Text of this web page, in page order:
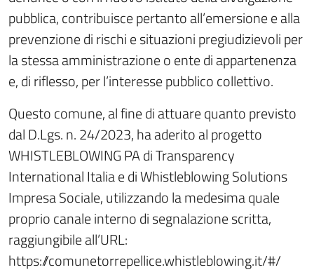
pubblica, contribuisce pertanto all’emersione e alla
prevenzione di rischi e situazioni pregiudizievoli per
la stessa amministrazione o ente di appartenenza
e, di riflesso, per l’interesse pubblico collettivo.
Questo comune, al fine di attuare quanto previsto
dal D.Lgs. n. 24/2023, ha aderito al progetto
WHISTLEBLOWING PA di Transparency
International Italia e di Whistleblowing Solutions
Impresa Sociale, utilizzando la medesima quale
proprio canale interno di segnalazione scritta,
raggiungibile all’URL:
https://comunetorrepellice.whistleblowing.it/#/